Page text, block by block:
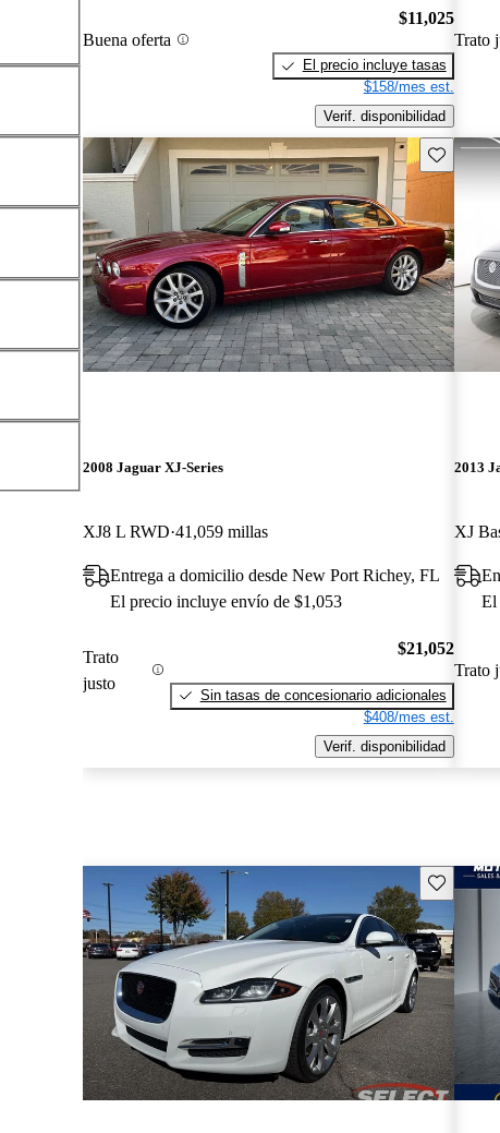
Buena oferta
$11,025
El precio incluye tasas
$158/mes est.
Verif. disponibilidad
Trato
Guarda
2008 Jaguar XJ-Series
XJ8 L RWD 41,059 millas
Entrega a domicilio desde New Port Richey, FL
El precio incluye envío de $1,053
Trato
justo
$21,052
Sin tasas de concesionario adicionales
$408/mes est.
Verif. disponibilidad
2013
XJ
El
Trato
Guarda